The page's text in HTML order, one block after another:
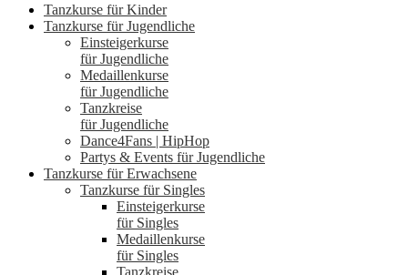
Tanzkurse für Kinder
Tanzkurse für Jugendliche
Einsteigerkurse
für Jugendliche
Medaillenkurse
für Jugendliche
Tanzkreise
für Jugendliche
Dance4Fans | HipHop
Partys & Events für Jugendliche
Tanzkurse für Erwachsene
Tanzkurse für Singles
Einsteigerkurse
für Singles
Medaillenkurse
für Singles
Tanzkreise